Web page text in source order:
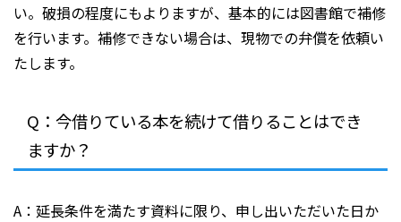
い。破損の程度にもよりますが、基本的には図書館で補修
を行います。補修できない場合は、現物での弁償を依頼い
たします。
Q：今借りている本を続けて借りることはでき
ますか？
A：延長条件を満たす資料に限り、申し出いただいた日か